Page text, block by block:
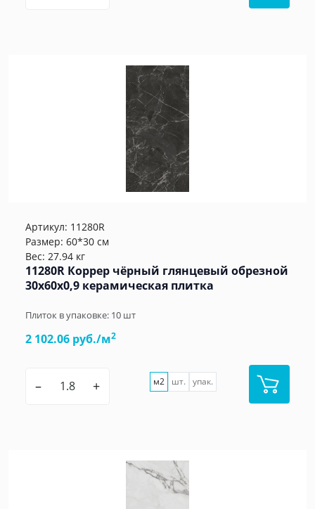
Артикул: 11280R
Размер: 60*30 см
Вес: 27.94 кг
11280R Коррер чёрный глянцевый обрезной
30x60x0,9 керамическая плитка
Плиток в упаковке: 10 шт
2 102.06 руб./м2
– + м2 шт. упак.